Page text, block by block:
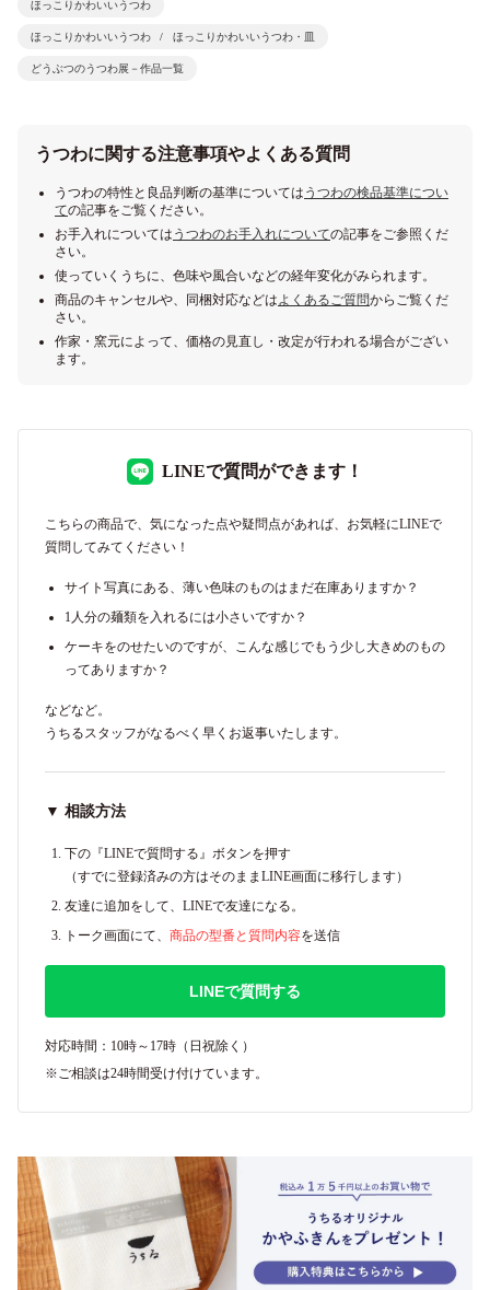
ほっこりかわいいうつわ
ほっこりかわいいうつわ ほっこりかわいいうつわ・皿
どうぶつのうつわ展－作品一覧
うつわに関する注意事項やよくある質問
うつわの特性と良品判断の基準については うつわの検品基準につい
ての記事をご覧ください。
お手入れについては うつわのお手入れについての記事をご参照くだ
さい。
使っていくうちに、色味や風合いなどの経年変化がみられます。
商品のキャンセルや、同梱対応などは よくあるご質問からご覧くだ
さい。
作家・窯元によって、価格の見直し・改定が行われる場合がござい
ます。
LINEで質問ができます！
こちらの商品で、気になった点や疑問点があれば、お気軽にLINEで
質問してみてください！
サイト写真にある、薄い色味のものはまだ在庫ありますか？
1人分の麺類を入れるには小さいですか？
ケーキをのせたいのですが、こんな感じでもう少し大きめのもの
ってありますか？
などなど。
うちるスタッフがなるべく早くお返事いたします。
▼ 相談方法
下の『LINEで質問する』ボタンを押す
（すでに登録済みの方はそのままLINE画面に移行します）
友達に追加をして、LINEで友達になる。
トーク画面にて、 商品の型番と質問内容を送信
LINEで質問する
対応時間：10時～17時（日祝除く）
※ご相談は24時間受け付けています。